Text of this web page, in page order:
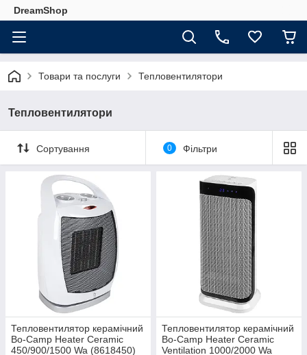
DreamShop
Товари та послуги Тепловентилятори
Тепловентилятори
Сортування 0 Фільтри
Тепловентилятор керамічний
Bo-Camp Heater Ceramic
450/900/1500 Wa (8618450)
Тепловентилятор керамічний
Bo-Camp Heater Ceramic
Ventilation 1000/2000 Wa